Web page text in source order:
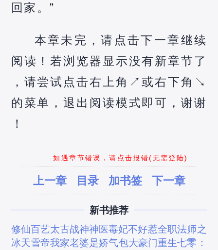
回家。”
本章未完，请点击下一章继续
阅读！若浏览器显示没有新章节了
，请尝试点击右上角↗️或右下角↘️
的菜单，退出阅读模式即可，谢谢
！
如遇章节错误，请点击报错(无需登陆)
上一章 目录 加书签 下一章
新书推荐
修仙百艺太古战神神医毒妃不好惹全职法师之
冰天雪帝我家老婆是娇气包大豪门重生七零：